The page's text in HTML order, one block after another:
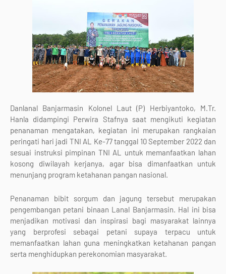
Danlanal Banjarmasin Kolonel Laut (P) Herbiyantoko, M.Tr.
Hanla didampingi Perwira Stafnya saat mengikuti kegiatan
penanaman mengatakan, kegiatan ini merupakan rangkaian
peringati hari jadi TNI AL Ke-77 tanggal 10 September 2022 dan
sesuai instruksi pimpinan TNI AL untuk memanfaatkan lahan
kosong diwilayah kerjanya, agar bisa dimanfaatkan untuk
menunjang program ketahanan pangan nasional.
Penanaman bibit sorgum dan jagung tersebut merupakan
pengembangan petani binaan Lanal Banjarmasin. Hal ini bisa
menjadikan motivasi dan inspirasi bagi masyarakat lainnya
yang berprofesi sebagai petani supaya terpacu untuk
memanfaatkan lahan guna meningkatkan ketahanan pangan
serta menghidupkan perekonomian masyarakat.